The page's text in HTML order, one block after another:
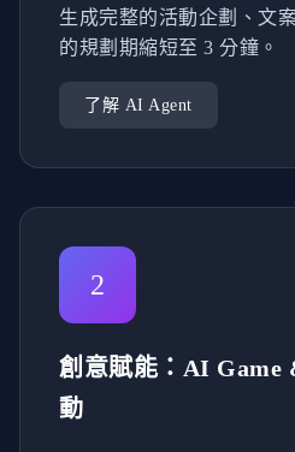
生成完整的活動企劃、文
的規劃期縮短至 3 分鐘。
了解 AI Agent
2
創意賦能：AI Game
動